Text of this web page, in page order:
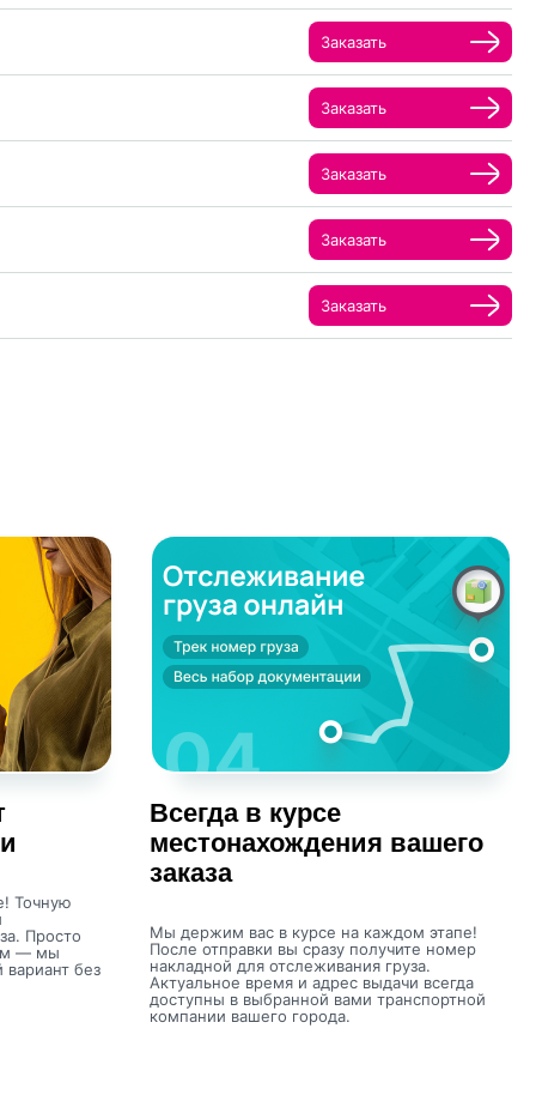
Заказать
Заказать
Заказать
Заказать
Заказать
Точную
Просто
— мы
без
Всегда в курсе
местонахождения вашего
заказа
Мы держим вас в курсе на каждом этапе!
После отправки вы сразу получите номер
накладной для отслеживания груза.
Актуальное время и адрес выдачи всегда
доступны в выбранной вами транспортной
компании вашего города.